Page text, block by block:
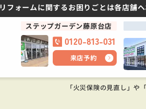
リフォームに関するお困りごとは各店舗
ステップガーデン藤原台店
0120-813-031
来店予約
「火災保険の見直し」や